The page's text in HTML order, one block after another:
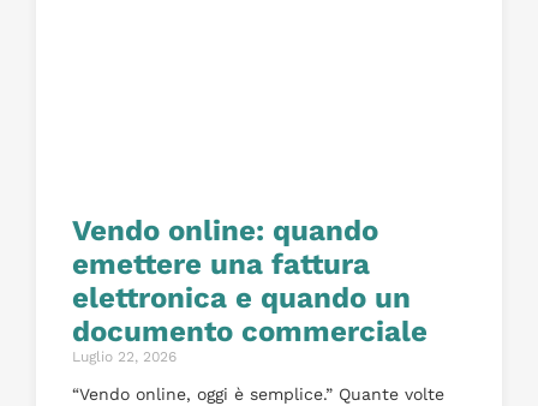
Vendo online: quando
emettere una fattura
elettronica e quando un
documento commerciale
Luglio 22, 2026
“Vendo online, oggi è semplice.” Quante volte